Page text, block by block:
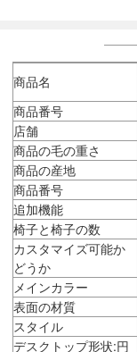
商品名
商品番号
店舗
商品の毛の重さ
商品の産地
商品番号
追加機能
椅子と椅子の数
カスタマイズ可能か
どうか
メインカラー
表面の材質
スタイル
デスクトップ形状:円